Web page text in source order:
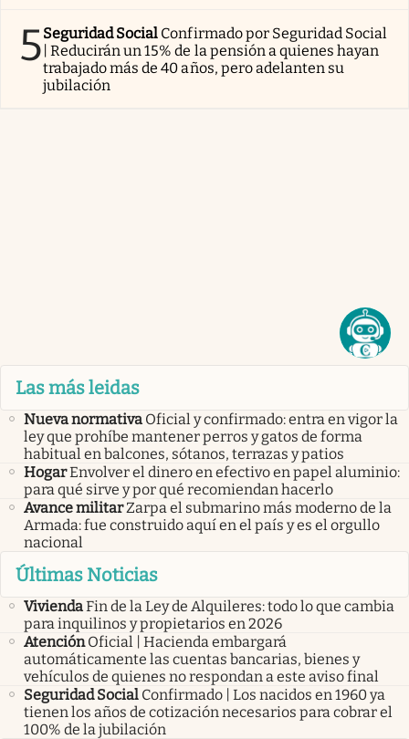
5Seguridad Social Confirmado por Seguridad Social
| Reducirán un 15% de la pensión a quienes hayan
trabajado más de 40 años, pero adelanten su
jubilación
Las más leidas
Nueva normativa Oficial y confirmado: entra en vigor la
ley que prohíbe mantener perros y gatos de forma
habitual en balcones, sótanos, terrazas y patios
HogarEnvolver el dinero en efectivo en papel aluminio:
para qué sirve y por qué recomiendan hacerlo
Avance militarZarpa el submarino más moderno de la
Armada: fue construido aquí en el país y es el orgullo
nacional
Últimas Noticias
ViviendaFin de la Ley de Alquileres: todo lo que cambia
para inquilinos y propietarios en 2026
Atención Oficial | Hacienda embargará
automáticamente las cuentas bancarias, bienes y
vehículos de quienes no respondan a este aviso final
Seguridad Social Confirmado | Los nacidos en 1960 ya
tienen los años de cotización necesarios para cobrar el
100% de la jubilación